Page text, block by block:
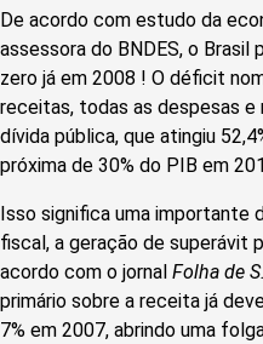
De acordo com estudo da
assessora do BNDES, o
zero já em 2008 ! O déficit
receitas, todas as despesas e
dívida pública, que atingiu
próxima de 30% do PIB em
Isso significa uma importante
fiscal, a geração de superávit
acordo com o jornal Folha de
primário sobre a receita já
7% em 2007, abrindo uma